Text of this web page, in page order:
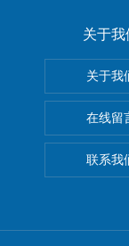
关于我
关于我
在线留
联系我